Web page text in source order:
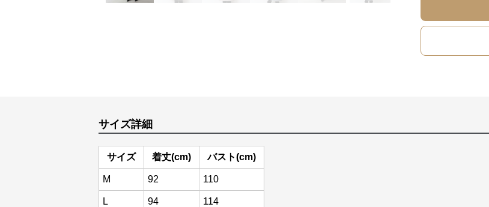
サイズ詳細
サイズ 着丈(cm) バスト(cm)
M 92 110
L 94 114